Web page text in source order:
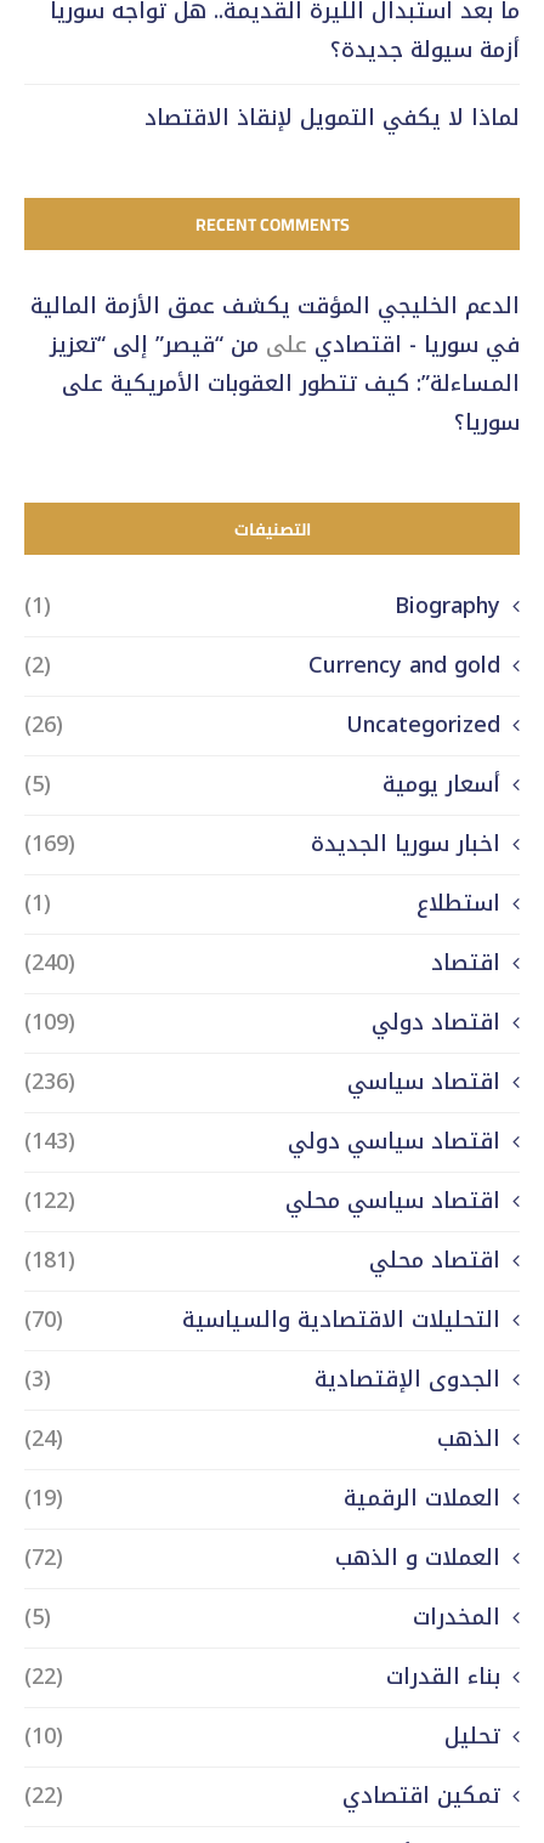
ما بعد استبدال الليرة القديمة.. هل تواجه سوريا
أزمة سيولة جديدة؟
لماذا لا يكفي التمويل لإنقاذ الاقتصاد
RECENT COMMENTS
الدعم الخليجي المؤقت يكشف عمق الأزمة المالية
في سوريا - اقتصادي على من “قيصر” إلى “تعزيز
المساءلة”: كيف تتطور العقوبات الأمريكية على
سوريا؟
التصنيفات
Biography
(1)
Currency and gold
(2)
Uncategorized
(26)
أسعار يومية
(5)
اخبار سوريا الجديدة
(169)
استطلاع
(1)
اقتصاد
(240)
اقتصاد دولي
(109)
اقتصاد سياسي
(236)
اقتصاد سياسي دولي
(143)
اقتصاد سياسي محلي
(122)
اقتصاد محلي
(181)
التحليلات الاقتصادية والسياسية
(70)
الجدوى الإقتصادية
(3)
الذهب
(24)
العملات الرقمية
(19)
العملات و الذهب
(72)
المخدرات
(5)
بناء القدرات
(22)
تحليل
(10)
تمكين اقتصادي
(22)